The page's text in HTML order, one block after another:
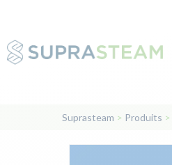
Suprasteam > Produits >